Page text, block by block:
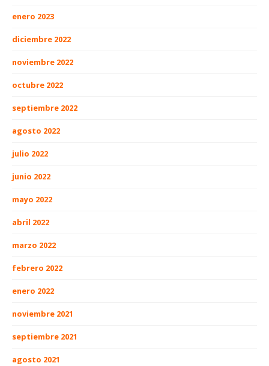
enero 2023
diciembre 2022
noviembre 2022
octubre 2022
septiembre 2022
agosto 2022
julio 2022
junio 2022
mayo 2022
abril 2022
marzo 2022
febrero 2022
enero 2022
noviembre 2021
septiembre 2021
agosto 2021